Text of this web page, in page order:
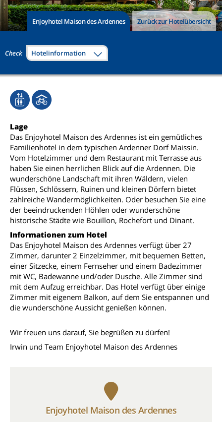
Enjoyhotel Maison des Ardennes Zurück zur Hotelübersicht
Check Hotelinformation
Lage
Das Enjoyhotel Maison des Ardennes ist ein gemütliches
Familienhotel in dem typischen Ardenner Dorf Maissin.
Vom Hotelzimmer und dem Restaurant mit Terrasse aus
haben Sie einen herrlichen Blick auf die Ardennen. Die
wunderschöne Landschaft mit ihren Wäldern, vielen
Flüssen, Schlössern, Ruinen und kleinen Dörfern bietet
zahlreiche Wandermöglichkeiten. Oder besuchen Sie eine
der beeindruckenden Höhlen oder wunderschöne
historische Städte wie Bouillon, Rochefort und Dinant.
Informationen zum Hotel
Das Enjoyhotel Maison des Ardennes verfügt über 27
Zimmer, darunter 2 Einzelzimmer, mit bequemen Betten,
einer Sitzecke, einem Fernseher und einem Badezimmer
mit WC, Badewanne und/oder Dusche. Alle Zimmer sind
mit dem Aufzug erreichbar. Das Hotel verfügt über einige
Zimmer mit eigenem Balkon, auf dem Sie entspannen und
die wunderschöne Aussicht genießen können.
Wir freuen uns darauf, Sie begrüßen zu dürfen!
Irwin und Team Enjoyhotel Maison des Ardennes
Enjoyhotel Maison des Ardennes